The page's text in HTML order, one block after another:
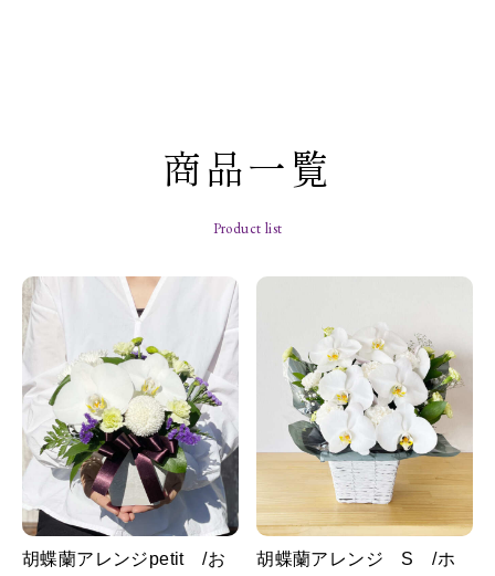
商品一覧
Product list
胡蝶蘭アレンジpetit /お
胡蝶蘭アレンジ S /ホ